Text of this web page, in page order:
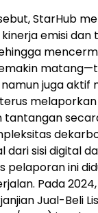
StarHub
emisi dan
juga aktif
tantangan
sisi digital
pelaporan ini
Pada
Jual-Beli